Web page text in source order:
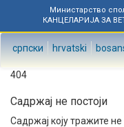
Министарство
КАНЦЕЛАРИЈА ЗА
српски hrvatski
404
Садржај не постоји
Садржај коју тражите не